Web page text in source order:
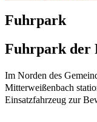
Fuhrpark
Fuhrpark der
Im Norden des
Mitterweißenbach
Einsatzfahrzeug zur